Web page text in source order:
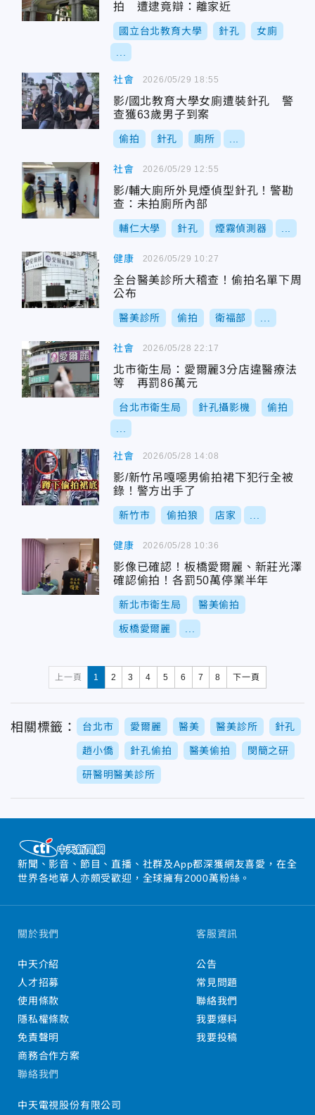
拍 遭逮竟辯：離家近
國立台北教育大學 針孔 女廁
社會
影/國北教育大學女廁遭裝針孔 警
查獲63歲男子到案
偷拍 針孔 廁所
2026/05/29 18:55
社會
影/輔大廁所外見煙偵型針孔！警勘
查：未拍廁所內部
輔仁大學 針孔 煙霧偵測器
2026/05/29 12:55
健康
全台醫美診所大稽查！偷拍名單下周
公布
醫美診所 偷拍 衛福部
2026/05/29 10:27
社會
北市衛生局：愛爾麗3分店違醫療法
等 再罰86萬元
台北市衛生局 針孔攝影機 偷拍
2026/05/28 22:17
社會
影/新竹吊嘎噁男偷拍裙下犯行全被
錄！警方出手了
新竹市 偷拍狼 店家
2026/05/28 14:08
健康
影像已確認！板橋愛爾麗、新莊光澤
確認偷拍！各罰50萬停業半年
新北市衛生局 醫美偷拍
板橋愛爾麗
2026/05/28 10:36
上一頁 1 2 3 4 5 6 7 8 下一頁
相關標籤： 台北市 愛爾麗 醫美 醫美診所 針孔
趙小僑 針孔偷拍 醫美偷拍 閔簡之研
研醫明醫美診所
新聞、影音、節目、直播、社群及App都深獲網友喜愛，在全
世界各地華人亦頗受歡迎，全球擁有2000萬粉絲。
關於我們
中天介紹
人才招募
使用條款
隱私權條款
免責聲明
商務合作方案
客服資訊
公告
常見問題
聯絡我們
我要爆料
我要投稿
聯絡我們
中天電視股份有限公司